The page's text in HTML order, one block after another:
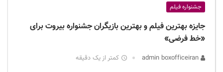
جشنواره فیلم
جایزه بهترین فیلم و بهترین بازیگران جشنواره بیروت برای
«خط فرضی»
کمتر از یک دقیقه